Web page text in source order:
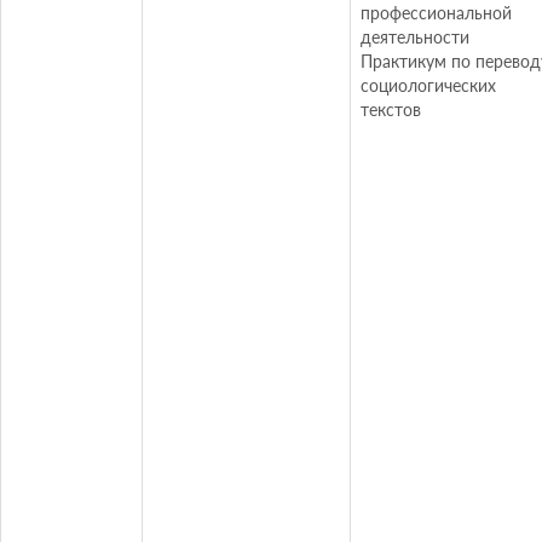
профессиональной
деятельности
Практикум по
социологических
текстов